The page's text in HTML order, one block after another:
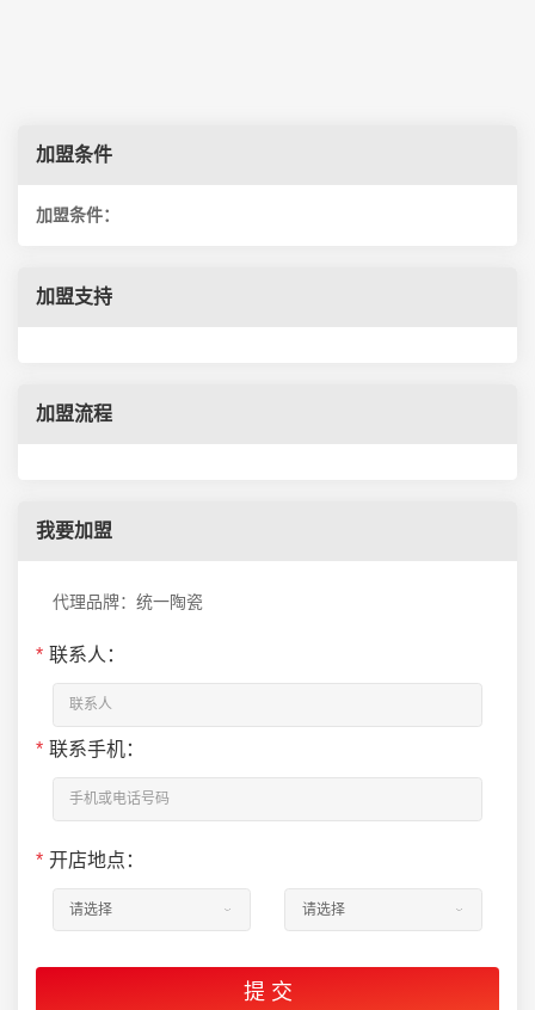
加盟条件
加盟条件：
加盟支持
加盟流程
我要加盟
代理品牌：统一陶瓷
* 联系人：
* 联系手机：
* 开店地点：